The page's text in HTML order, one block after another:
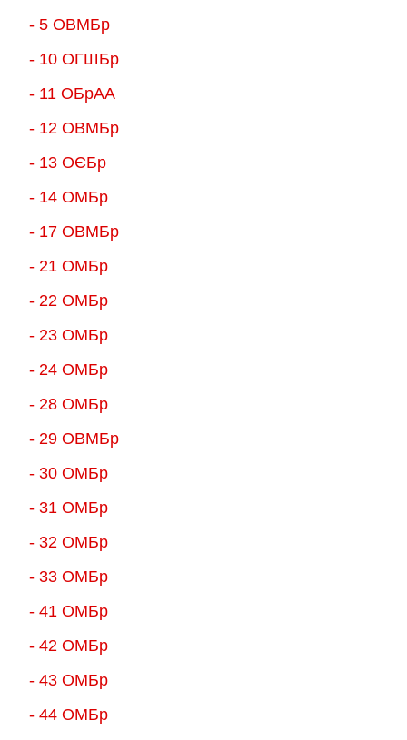
- 5 ОВМБр
- 10 ОГШБр
- 11 ОБрАА
- 12 ОВМБр
- 13 ОЄБр
- 14 ОМБр
- 17 ОВМБр
- 21 ОМБр
- 22 ОМБр
- 23 ОМБр
- 24 ОМБр
- 28 ОМБр
- 29 ОВМБр
- 30 ОМБр
- 31 ОМБр
- 32 ОМБр
- 33 ОМБр
- 41 ОМБр
- 42 ОМБр
- 43 ОМБр
- 44 ОМБр